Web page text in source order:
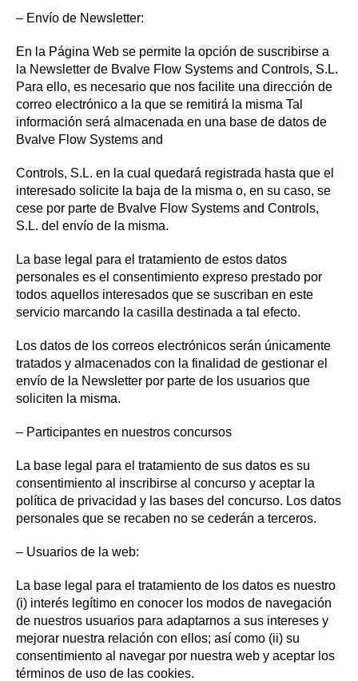
– Envío de Newsletter:
En la Página Web se permite la opción de suscribirse a
la Newsletter de Bvalve Flow Systems and Controls, S.L.
Para ello, es necesario que nos facilite una dirección de
correo electrónico a la que se remitirá la misma Tal
información será almacenada en una base de datos de
Bvalve Flow Systems and
Controls, S.L. en la cual quedará registrada hasta que el
interesado solicite la baja de la misma o, en su caso, se
cese por parte de Bvalve Flow Systems and Controls,
S.L. del envío de la misma.
La base legal para el tratamiento de estos datos
personales es el consentimiento expreso prestado por
todos aquellos interesados que se suscriban en este
servicio marcando la casilla destinada a tal efecto.
Los datos de los correos electrónicos serán únicamente
tratados y almacenados con la finalidad de gestionar el
envío de la Newsletter por parte de los usuarios que
soliciten la misma.
– Participantes en nuestros concursos
La base legal para el tratamiento de sus datos es su
consentimiento al inscribirse al concurso y aceptar la
política de privacidad y las bases del concurso. Los datos
personales que se recaben no se cederán a terceros.
– Usuarios de la web:
La base legal para el tratamiento de los datos es nuestro
(i) interés legítimo en conocer los modos de navegación
de nuestros usuarios para adaptarnos a sus intereses y
mejorar nuestra relación con ellos; así como (ii) su
consentimiento al navegar por nuestra web y aceptar los
términos de uso de las cookies.